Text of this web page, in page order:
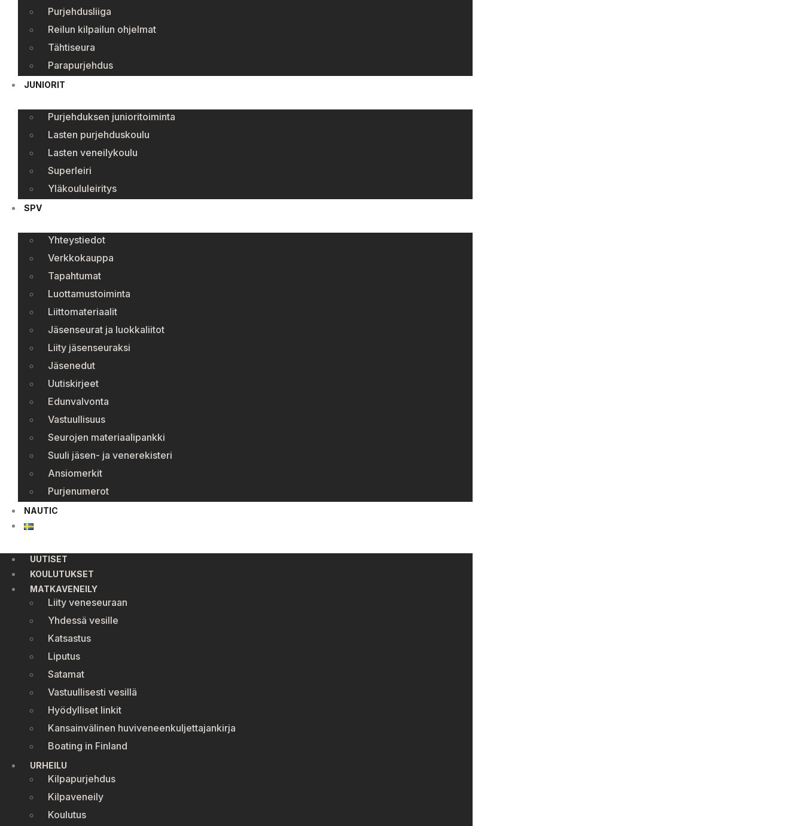
Purjehdusliiga
Reilun kilpailun ohjelmat
Tähtiseura
Parapurjehdus
JUNIORIT
Purjehduksen junioritoiminta
Lasten purjehduskoulu
Lasten veneilykoulu
Superleiri
Yläkoululeiritys
SPV
Yhteystiedot
Verkkokauppa
Tapahtumat
Luottamustoiminta
Liittomateriaalit
Jäsenseurat ja luokkaliitot
Liity jäsenseuraksi
Jäsenedut
Uutiskirjeet
Edunvalvonta
Vastuullisuus
Seurojen materiaalipankki
Suuli jäsen- ja venerekisteri
Ansiomerkit
Purjenumerot
NAUTIC
UUTISET
KOULUTUKSET
MATKAVENEILY
Liity veneseuraan
Yhdessä vesille
Katsastus
Liputus
Satamat
Vastuullisesti vesillä
Hyödylliset linkit
Kansainvälinen huviveneenkuljettajankirja
Boating in Finland
URHEILU
Kilpapurjehdus
Kilpaveneily
Koulutus